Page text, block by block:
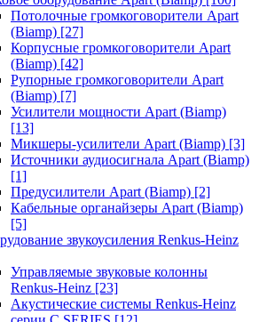
Потолочные громкоговорители Apart
(Biamp) [27]
Корпусные громкоговорители Apart
(Biamp) [42]
Рупорные громкоговорители Apart
(Biamp) [7]
Усилители мощности Apart (Biamp)
[13]
Микшеры-усилители Apart (Biamp) [3]
Источники аудиосигнала Apart (Biamp)
[1]
Предусилители Apart (Biamp) [2]
Кабельные органайзеры Apart (Biamp)
[5]
звукоусиления Renkus-Heinz
Управляемые звуковые колонны
Renkus-Heinz [23]
Акустические системы Renkus-Heinz